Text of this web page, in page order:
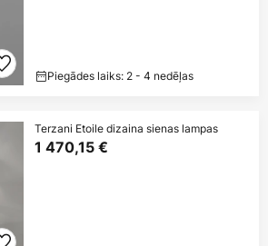
Piegādes laiks: 2 - 4 nedēļas
Terzani Etoile dizaina sienas lampas
1 470,15 €